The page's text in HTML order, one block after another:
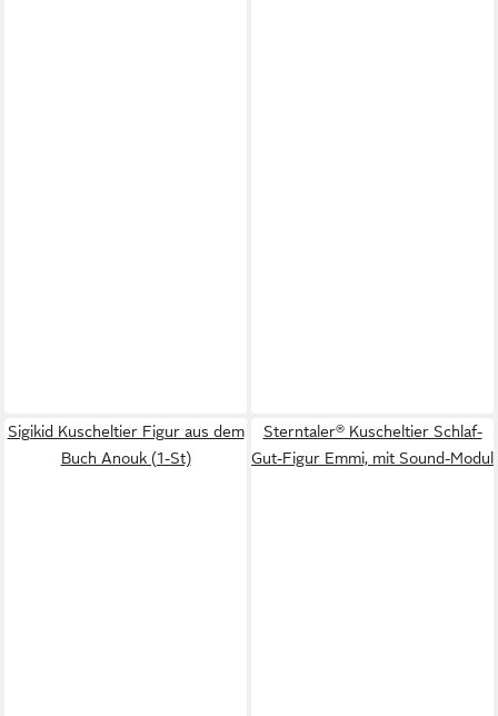
Sigikid Kuscheltier Figur aus dem
Buch Anouk (1-St)
Sterntaler® Kuscheltier Schlaf-
Gut-Figur Emmi, mit Sound-Modul